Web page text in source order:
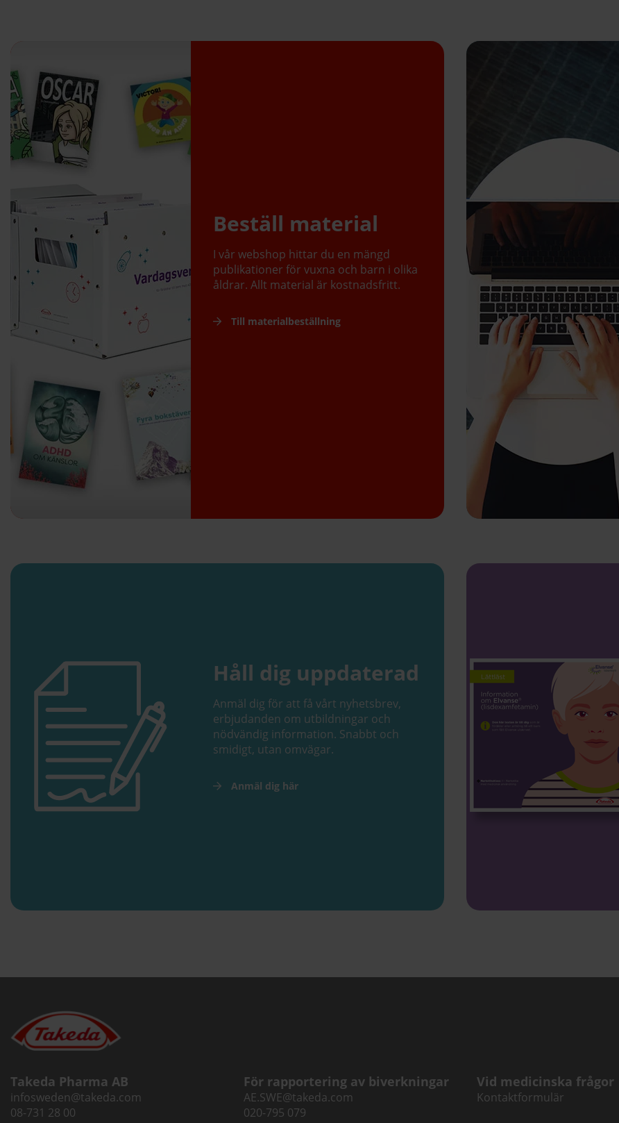
Beställ material
I vår webshop hittar du en mängd
publikationer för vuxna och barn i olika
åldrar. Allt material är kostnadsfritt.
Till materialbeställning
Håll dig uppdaterad
Anmäl dig för att få vårt nyhetsbrev,
erbjudanden om utbildningar och
nödvändig information. Snabbt och
smidigt, utan omvägar.
Anmäl dig här
Takeda Pharma AB
infosweden@takeda.com
08-731 28 00
För rapportering av biverkningar
AE.SWE@takeda.com
020-795 079
Vid medicinska frågor
Kontaktformulär